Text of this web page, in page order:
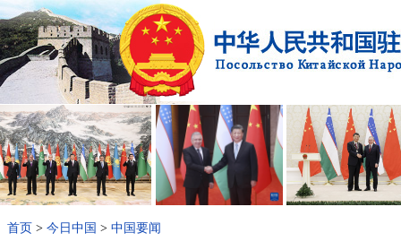
首页 > 今日中国 > 中国要闻